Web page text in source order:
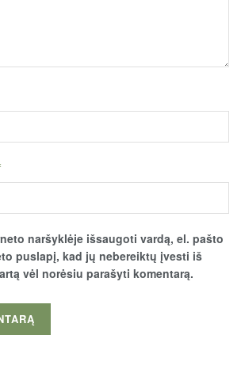
naršyklėje išsaugoti vardą, el. pašto
puslapį, kad jų nebereiktų įvesti iš
vėl norėsiu parašyti komentarą.